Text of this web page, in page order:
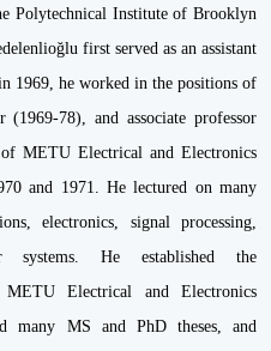
Polytechnical Institute of Brooklyn
first served as an assistant
1969, he worked in the positions of
(1969-78), and associate professor
METU Electrical and Electronics
and 1971. He lectured on many
electronics, signal processing,
systems. He established the
Electrical and Electronics
many MS and PhD theses, and